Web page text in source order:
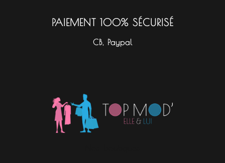
PAIEMENT 100% SÉCURISÉ
CB, Paypal